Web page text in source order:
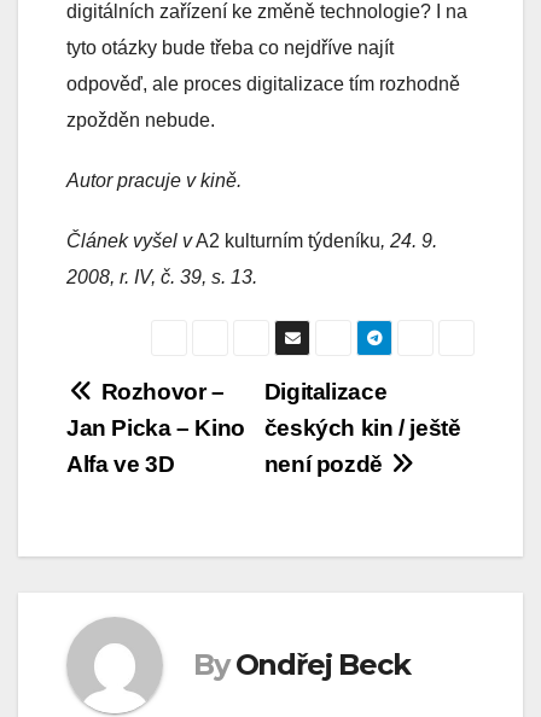
digitálních zařízení ke změně technologie? I na
tyto otázky bude třeba co nejdříve najít
odpověď, ale proces digitalizace tím rozhodně
zpožděn nebude.
Autor pracuje v kině.
Článek vyšel vA2 kulturním týdeníku, 24. 9.
2008, r. IV, č. 39, s. 13.
Navigace
pro
Digitalizace
českých kin / ještě
není pozdě
Rozhovor –
Jan Picka – Kino
Alfa ve 3D
By Ondřej Beck